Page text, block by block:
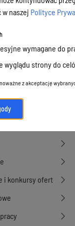
ulgi i
i zabytki
i konkursy ofert
w naszej Polityce
wymagane do
wyglądu strony do
z akceptację